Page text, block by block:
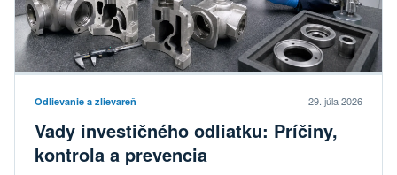
Odlievanie a zlievareň 29. júla 2026
Vady investičného odliatku: Príčiny,
kontrola a prevencia